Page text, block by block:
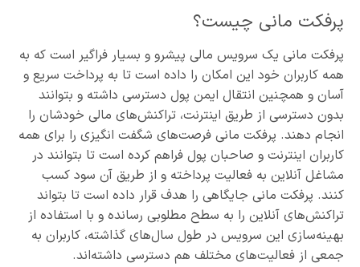
پرفکت مانی چیست؟
پرفکت مانی یک سرویس مالی پیشرو و بسیار فراگیر است که به
همه کاربران خود این امکان را داده است تا به پرداخت سریع و
آسان و همچنین انتقال ایمن پول دسترسی داشته و بتوانند
بدون دسترسی از طریق اینترنت، تراکنش‌های مالی خودشان را
انجام دهند. پرفکت مانی فرصت‌های شگفت انگیزی را برای همه
کاربران اینترنت و صاحبان پول فراهم کرده است تا بتوانند در
مشاغل آنلاین به فعالیت پرداخته و از طریق آن سود کسب
کنند. پرفکت مانی جایگاهی را هدف قرار داده است تا بتواند
تراکنش‌های آنلاین را به سطح مطلوبی رسانده و با استفاده از
بهینه‌سازی این سرویس در طول سال‌های گذاشته، کاربران به
جمعی از فعالیت‌های مختلف هم دسترسی داشته‌اند.